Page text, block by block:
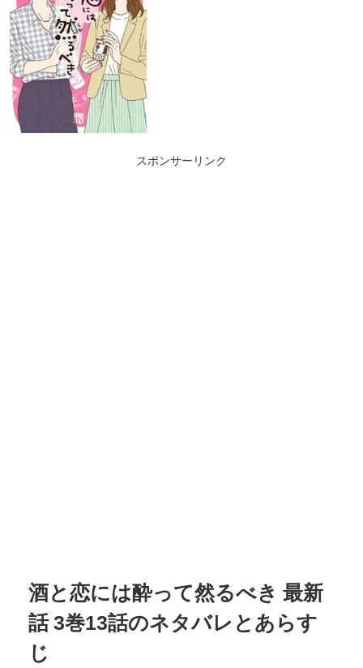
スポンサーリンク
酒と恋には酔って然るべき 最新
話3巻13話のネタバレとあらす
じ